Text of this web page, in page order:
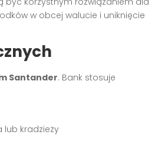
w obcej walucie i uniknięcie
Santander. Bank stosuje
lub kradzieży